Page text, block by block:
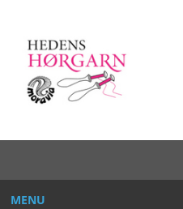
MENU